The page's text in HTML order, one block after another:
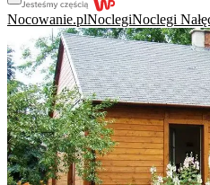
Nocowanie.plNoclegiNoclegi